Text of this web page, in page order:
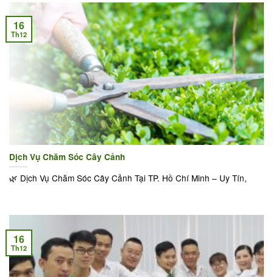
Dịch Vụ Chăm Sóc Cây Cảnh
🌿 Dịch Vụ Chăm Sóc Cây Cảnh Tại TP. Hồ Chí Minh – Uy Tín,
16
Th12
16
Th12